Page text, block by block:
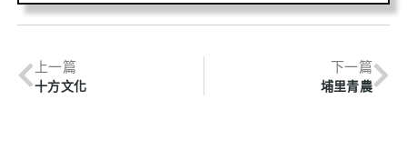
上一篇
十方文化
下一篇
埔里青農